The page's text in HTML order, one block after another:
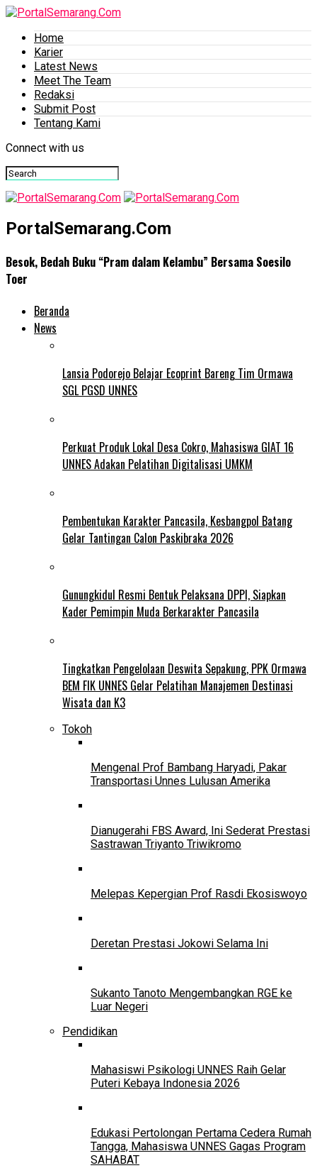
Home
Karier
Latest News
Meet The Team
Redaksi
Submit Post
Tentang Kami
Connect with us
PortalSemarang.Com
Besok, Bedah Buku “Pram dalam Kelambu” Bersama Soesilo
Toer
Beranda
News
Lansia Podorejo Belajar Ecoprint Bareng Tim Ormawa
SGL PGSD UNNES
Perkuat Produk Lokal Desa Cokro, Mahasiswa GIAT 16
UNNES Adakan Pelatihan Digitalisasi UMKM
Pembentukan Karakter Pancasila, Kesbangpol Batang
Gelar Tantingan Calon Paskibraka 2026
Gunungkidul Resmi Bentuk Pelaksana DPPI, Siapkan
Kader Pemimpin Muda Berkarakter Pancasila
Tingkatkan Pengelolaan Deswita Sepakung, PPK Ormawa
BEM FIK UNNES Gelar Pelatihan Manajemen Destinasi
Wisata dan K3
Tokoh
Mengenal Prof Bambang Haryadi, Pakar
Transportasi Unnes Lulusan Amerika
Dianugerahi FBS Award, Ini Sederat Prestasi
Sastrawan Triyanto Triwikromo
Melepas Kepergian Prof Rasdi Ekosiswoyo
Deretan Prestasi Jokowi Selama Ini
Sukanto Tanoto Mengembangkan RGE ke
Luar Negeri
Pendidikan
Mahasiswi Psikologi UNNES Raih Gelar
Puteri Kebaya Indonesia 2026
Edukasi Pertolongan Pertama Cedera Rumah
Tangga, Mahasiswa UNNES Gagas Program
SAHABAT